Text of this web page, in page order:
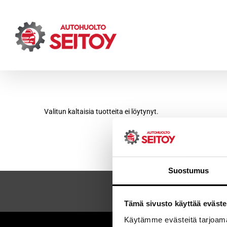
Suostumus
Tämä sivusto käyttää
Käytämme evästeitä
content
Valitun kaltaisia tuotteita ei löytynyt.